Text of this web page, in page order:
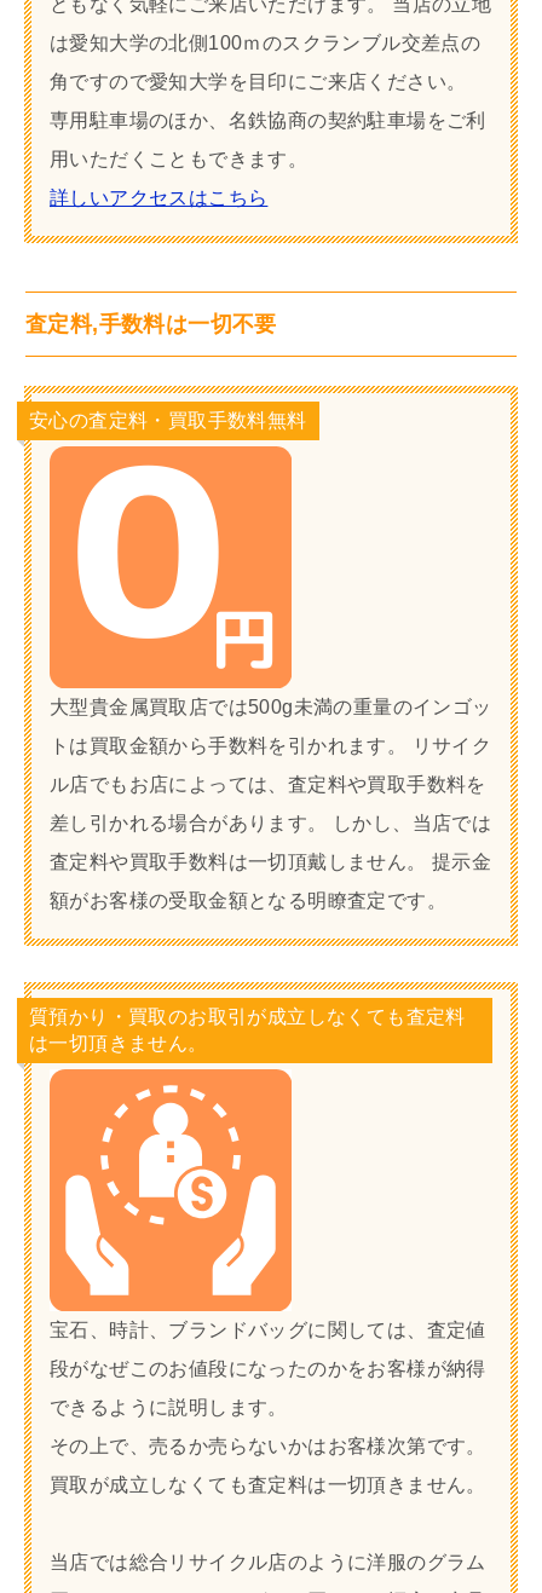
ともなく気軽にご来店いただけます。 当店の立地
は愛知大学の北側100ｍのスクランブル交差点の
角ですので愛知大学を目印にご来店ください。
専用駐車場のほか、名鉄協商の契約駐車場をご利
用いただくこともできます。
詳しいアクセスはこちら
査定料,手数料は一切不要
安心の査定料・買取手数料無料
大型貴金属買取店では500g未満の重量のインゴッ
トは買取金額から手数料を引かれます。 リサイク
ル店でもお店によっては、査定料や買取手数料を
差し引かれる場合があります。 しかし、当店では
査定料や買取手数料は一切頂戴しません。 提示金
額がお客様の受取金額となる明瞭査定です。
質預かり・買取のお取引が成立しなくても査定料
は一切頂きません。
宝石、時計、ブランドバッグに関しては、査定値
段がなぜこのお値段になったのかをお客様が納得
できるように説明します。
その上で、売るか売らないかはお客様次第です。
買取が成立しなくても査定料は一切頂きません。
当店では総合リサイクル店のように洋服のグラム